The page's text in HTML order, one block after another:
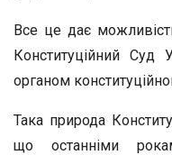
Все це дає
Конституційний Суд
органом
Така природа
що останніми